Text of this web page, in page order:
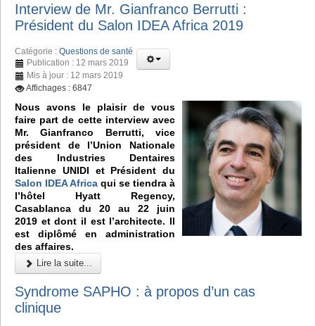
Interview de Mr. Gianfranco Berrutti :
Président du Salon IDEA Africa 2019
Catégorie : Questions de santé
Publication : 12 mars 2019
Mis à jour : 12 mars 2019
Affichages : 6847
Nous avons le plaisir de vous
faire part de cette interview avec
Mr. Gianfranco Berrutti, vice
président de l’Union Nationale
des Industries Dentaires
Italienne UNIDI et Président du
Salon IDEA Africa qui se tiendra à
l’hôtel Hyatt Regency,
Casablanca du 20 au 22 juin
2019 et dont il est l’architecte. Il
est diplômé en administration
des affaires.
Lire la suite...
Syndrome SAPHO : à propos d’un cas
clinique